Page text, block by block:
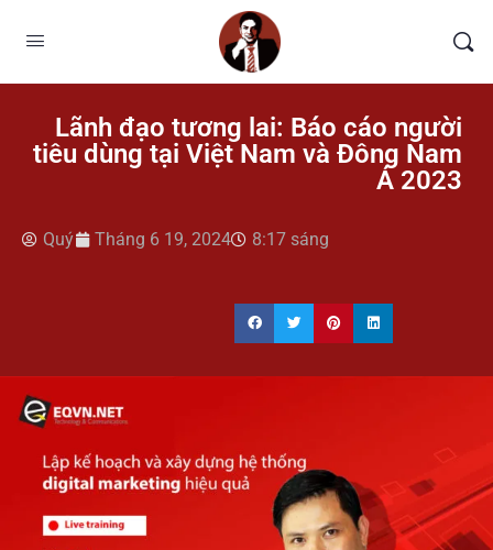
Lãnh đạo tương lai: Báo cáo người
tiêu dùng tại Việt Nam và Đông Nam
Á 2023
Quý Tháng 6 19, 2024 8:17 sáng